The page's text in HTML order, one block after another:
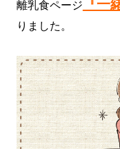
離乳食ページ 『一
りました。